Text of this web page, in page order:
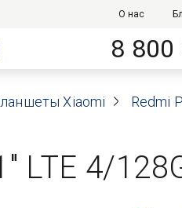
О нас
8
Xiaomi Redmi
LTE 4/